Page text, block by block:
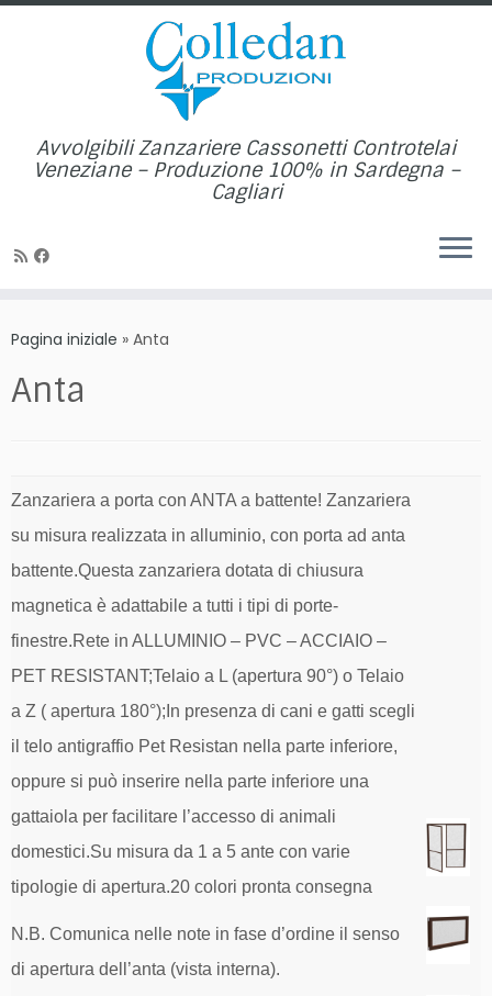
al
Avvolgibili Zanzariere Cassonetti Controtelai
Veneziane – Produzione 100% in Sardegna –
Cagliari
Pagina iniziale » Anta
Anta
Zanzariera a porta con ANTA a battente! Zanzariera
su misura realizzata in alluminio, con porta ad anta
battente.Questa zanzariera dotata di chiusura
magnetica è adattabile a tutti i tipi di porte-
finestre.Rete in ALLUMINIO – PVC – ACCIAIO –
PET RESISTANT;Telaio a L (apertura 90°) o Telaio
a Z ( apertura 180°); In presenza di cani e gatti scegli
il telo antigraffio Pet Resistan nella parte inferiore,
oppure si può inserire nella parte inferiore una
gattaiola per facilitare l’accesso di animali
domestici.Su misura da 1 a 5 ante con varie
tipologie di apertura.20 colori pronta consegna
N.B. Comunica nelle note in fase d’ordine il senso
di apertura dell’anta (vista interna).